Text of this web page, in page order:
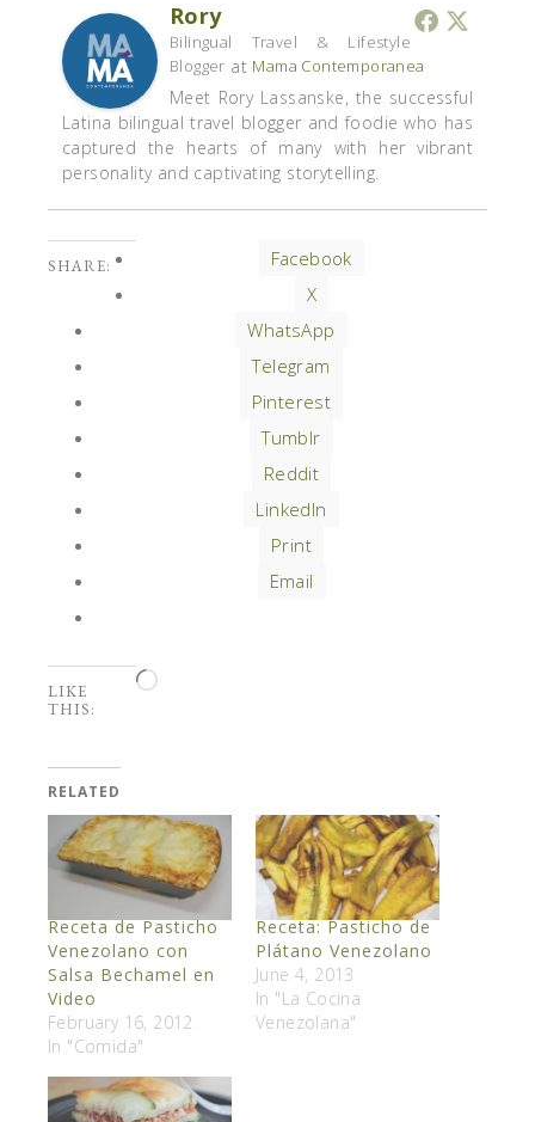
Rory
Bilingual Travel & Lifestyle
Blogger at Mama Contemporanea
Meet Rory Lassanske, the successful
Latina bilingual travel blogger and foodie who has
captured the hearts of many with her vibrant
personality and captivating storytelling.
SHARE:
Facebook
X
WhatsApp
Telegram
Pinterest
Tumblr
Reddit
LinkedIn
Print
Email
LIKE
THIS:
Loading…
RELATED
Receta de Pasticho
Venezolano con
Salsa Bechamel en
Video
February 16, 2012
In "Comida"
Receta: Pasticho de
Plátano Venezolano
June 4, 2013
In "La Cocina
Venezolana"